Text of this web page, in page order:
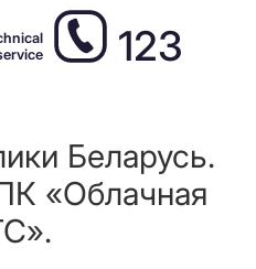
123
Беларусь.
«Облачная